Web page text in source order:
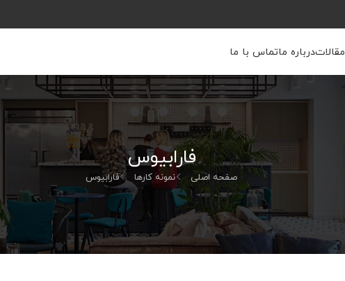
مقالاتدرباره ماتماس با ما
فارابیوس
صفحه اصلی نمونه کارها فارابیوس